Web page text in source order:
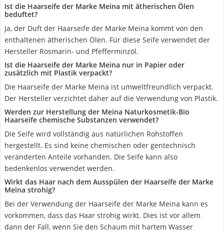
Ist die Haarseife der Marke Meina mit ätherischen Ölen
beduftet?
Ja, der Duft der Haarseife der Marke Meina kommt von den
enthaltenen ätherischen Ölen. Für diese Seife verwendet der
Hersteller Rosmarin- und Pfefferminzöl.
Ist die Haarseife der Marke Meina nur in Papier oder
zusätzlich mit Plastik verpackt?
Die Haarseife der Marke Meina ist umweltfreundlich verpackt.
Der Hersteller verzichtet daher auf die Verwendung von Plastik.
Werden zur Herstellung der Meina Naturkosmetik-Bio
Haarseife chemische Substanzen verwendet?
Die Seife wird vollständig aus natürlichen Rohstoffen
hergestellt. Es sind keine chemischen oder gentechnisch
veränderten Anteile vorhanden. Die Seife kann also
bedenkenlos verwendet werden.
Wirkt das Haar nach dem Ausspülen der Haarseife der Marke
Meina strohig?
Bei der Verwendung der Haarseife der Marke Meina kann es
vorkommen, dass das Haar strohig wirkt. Dies ist vor allem
dann der Fall, wenn Sie den Schaum mit hartem Wasser